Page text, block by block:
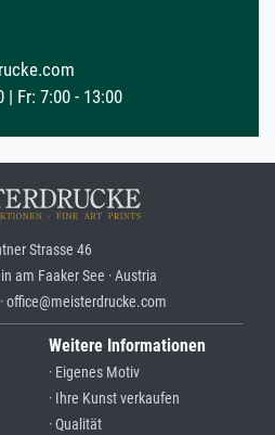
| Fr: 7:00 - 13:00
Strasse 46
am Faaker See · Austria
office@meisterdrucke.com
Weitere Informationen
· Eigenes Motiv
· Ihre Kunst verkaufen
· Qualität